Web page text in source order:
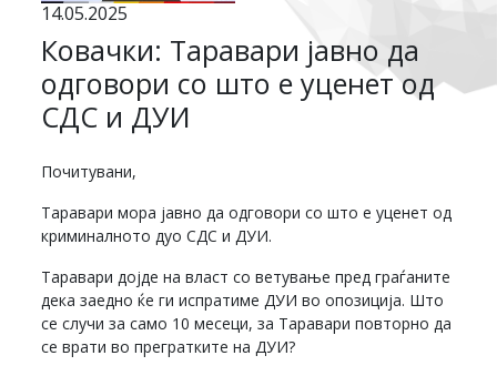
14.05.2025
Ковачки: Таравари јавно да
одговори со што е уценет од
СДС и ДУИ
Почитувани,
Таравари мора јавно да одговори со што е уценет од
криминалното дуо СДС и ДУИ.
Таравари дојде на власт со ветување пред граѓаните
дека заедно ќе ги испратиме ДУИ во опозиција. Што
се случи за само 10 месеци, за Таравари повторно да
се врати во прегратките на ДУИ?